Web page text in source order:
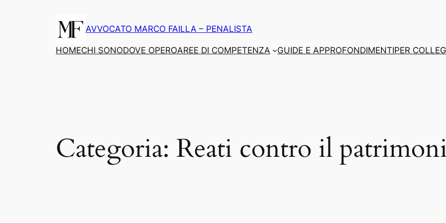
AVVOCATO MARCO FAILLA – PENALISTA
HOMECHI SONODOVE OPEROAREE DI COMPETENZA GUIDE E APPROFONDIMENTIPER
Categoria: Reati contro il